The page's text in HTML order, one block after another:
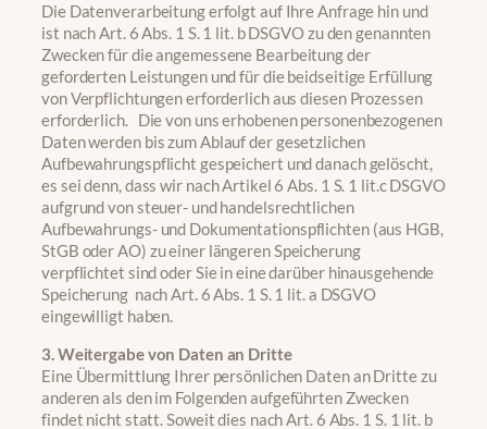
Die Datenverarbeitung erfolgt auf Ihre Anfrage hin und
ist nach Art. 6 Abs. 1 S. 1 lit. b DSGVO zu den genannten
Zwecken für die angemessene Bearbeitung der
geforderten Leistungen und für die beidseitige Erfüllung
von Verpflichtungen erforderlich aus diesen Prozessen
erforderlich. Die von uns erhobenen personenbezogenen
Daten werden bis zum Ablauf der gesetzlichen
Aufbewahrungspflicht gespeichert und danach gelöscht,
es sei denn, dass wir nach Artikel 6 Abs. 1 S. 1 lit.c DSGVO
aufgrund von steuer- und handelsrechtlichen
Aufbewahrungs- und Dokumentationspflichten (aus HGB,
StGB oder AO) zu einer längeren Speicherung
verpflichtet sind oder Sie in eine darüber hinausgehende
Speicherung nach Art. 6 Abs. 1 S. 1 lit. a DSGVO
eingewilligt haben.
3. Weitergabe von Daten an Dritte
Eine Übermittlung Ihrer persönlichen Daten an Dritte zu
anderen als den im Folgenden aufgeführten Zwecken
findet nicht statt. Soweit dies nach Art. 6 Abs. 1 S. 1 lit. b